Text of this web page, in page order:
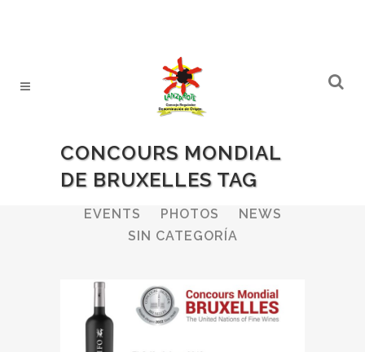
CONCOURS MONDIAL
DE BRUXELLES TAG
ALL WINERIES
BULLETIN
EVENTS
PHOTOS
NEWS
SIN CATEGORÍA